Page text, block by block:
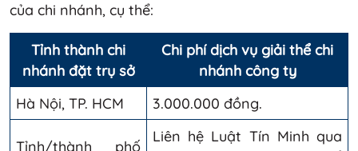
của chi nhánh, cụ thể:
Tỉnh thành chi
nhánh đặt trụ sở
Chi phí dịch vụ giải thể chi
nhánh công ty
Hà Nội, TP. HCM
3.000.000 đồng.
Tỉnh/thành phố
Liên hệ Luật Tín Minh qua